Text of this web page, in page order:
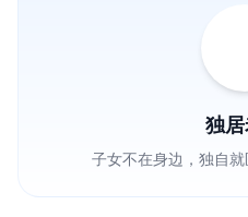
独
子女不在身边，独自